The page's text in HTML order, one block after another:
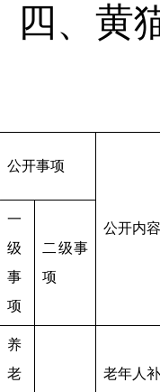
四、黄
公开事项
公开内
一
级
事
项
二级事
项
养
老
老年人